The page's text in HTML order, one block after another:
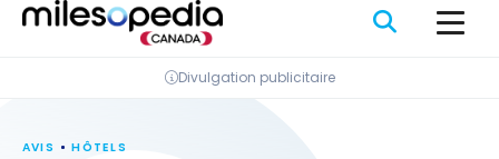
Divulgation publicitaire
AVIS HÔTELS